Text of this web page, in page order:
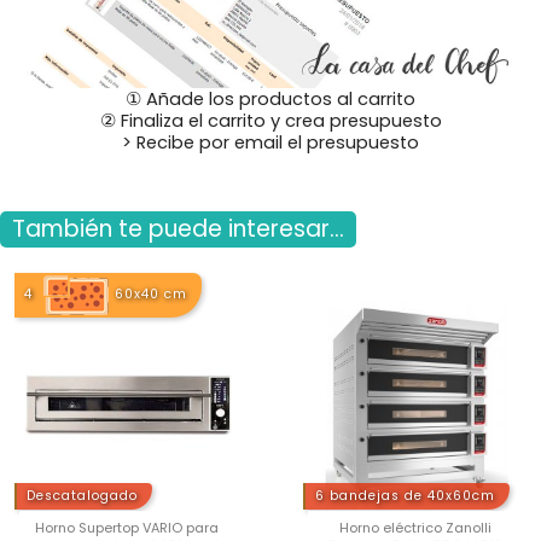
① Añade los productos al carrito
② Finaliza el carrito y crea presupuesto
> Recibe por email el presupuesto
También te puede interesar...
4 60x40 cm
Descatalogado
Horno Supertop VARIO para
6 bandejas de 40x60cm
Horno eléctrico Zanolli